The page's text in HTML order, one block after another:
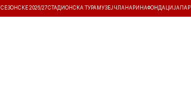
СЕЗОНСКЕ 2026/27СТАДИОНСКА ТУРА МУЗЕЈ ЧЛАНАРИНАФОНДАЦИЈА